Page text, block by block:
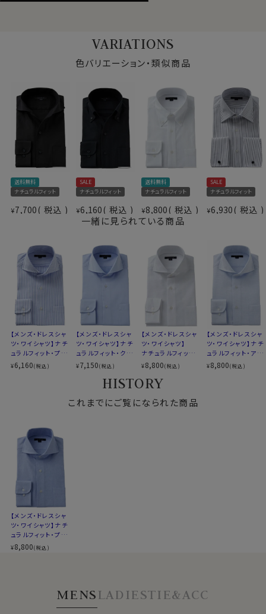
見た目はシャツ生地でありながら、ニット生地の鹿の子
ニット生地よりいい意味でシャツ生地らしい張りがあって
シャリ感が強く、汗をかいた際にべたっと肌に張り付きに
くい肌離れのいい素材。
春夏秋と3シーズンで着用するのに最適なシャツ生地で
す。
からみ織りを使用したシャツは、素肌で着用してこそ生
地特性がわかるシャツ。
ぜひ素肌で着用してみてください。
インナーを着用される際、透け感が気になる方はシャツ
ごしに透けづらいベージュのインナーをおすすめいたし
ます。
●ホリゾンタルカラー
衿の開き角度が大きい、通常のワイドカラーとは一線を
画した衿型がホリゾンタルカラー。
アンタイドで着用するとややオープンカラー気味に開く絶
妙なラインがとても小粋！
タイドアップはもちろんですが、ビジネスシーンをアンタイ
ドで、そして上品カジュアルシャツとして着用するのが非
常にお薦めの衿型です。
在宅・出勤といったテレワークスタイルにうってつけのシ
で、カフスボタンもご利用いただけます。
S-37～LL-43・3L-45･4L-47cm / トールM-88・L-90・
ださい。
50404
仕様表
素材
綿100％（80番手双糸）
プレミアムコットン.
素材名
からみ織
ホリゾンタルカラー(カッタウェイ)
前立て
裏前立て
後身頃
バックダーツ入り
ポケット
ポケットあり
柄
カフス
ラウンドカット
アジャスタブル
コンバーチブルカフス
衿高
前3.0cm 後4.3cm
サイズC
S-37～LL-43・3L-45･4L-47cm
トールM-88・L-90・LL-90cm
全１２サイズ
ナチュラルフィット
中国
▼スポット商品につき再入荷はございませんのでご了承
ください
▼ナチュラルフィットとは？
後ろ身頃にダーツを入れて、ウエスト部分をやや絞ったス
タイルです。
適度に絞ったウエストラインは細すぎず、それでいてダボ
つきのないシルエット。
着心地を考え、細いだけのシャツとは一線を画したつくり
になっています。
VARIATIONS
色バリエーション・類似商品
送料無料
ナチュラルフィット
¥7,700 税込
SALE
ナチュラルフィット
¥6,160 税込
送料無料
ナチュラルフィット
¥8,800 税込
SALE
ナチュラルフィット
¥6,930 税込
一緒に見られている商品
【メンズ・ドレスシャ
ツ・ワイシャツ】ナチ
ュラルフィット・プレ
ミアムコットン・から
み織り・ホリゾンタ
¥6,160(税込)
【メンズ・ドレスシャ
ツ・ワイシャツ】ナチ
ュラルフィット・クー
ルマックス・ドライ・
形態安定・ホリゾン
タルカラー・カッタウ
¥7,150(税込)
【メンズ・ドレスシャ
ツ・ワイシャツ】
ナチュラルフィット・
プレミアムコットン・
からみ織り・ホリゾ
ンタルカラー・カッタ
ウェイ
¥8,800(税込)
【メンズ・ドレスシャ
ツ・ワイシャツ】ナチ
ュラルフィット・アイ
スコットン・プレミア
ムコットン・イージ
¥8,800(税込)
HISTORY
これまでにご覧になられた商品
【メンズ・ドレスシャ
ツ・ワイシャツ】ナチ
ュラルフィット・プレ
ミアムコットン・から
み織り・ホリゾンタ
¥8,800(税込)
MENSLADIESTIE&ACC